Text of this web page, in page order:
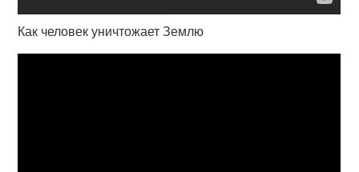
Как человек уничтожает Землю